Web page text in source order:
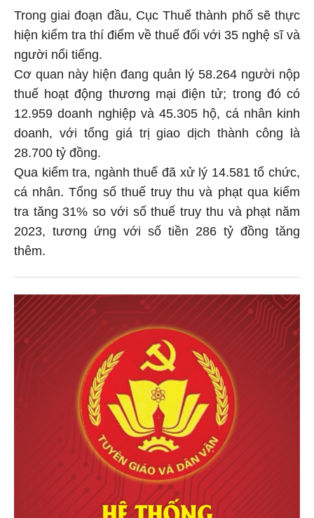
Trong giai đoạn đầu, Cục Thuế thành phố sẽ thực
hiện kiểm tra thí điểm về thuế đối với 35 nghệ sĩ và
người nổi tiếng.
Cơ quan này hiện đang quản lý 58.264 người nộp
thuế hoạt động thương mại điện tử; trong đó có
12.959 doanh nghiệp và 45.305 hộ, cá nhân kinh
doanh, với tổng giá trị giao dịch thành công là
28.700 tỷ đồng.
Qua kiểm tra, ngành thuế đã xử lý 14.581 tổ chức,
cá nhân. Tổng số thuế truy thu và phạt qua kiểm
tra tăng 31% so với số thuế truy thu và phạt năm
2023, tương ứng với số tiền 286 tỷ đồng tăng
thêm.